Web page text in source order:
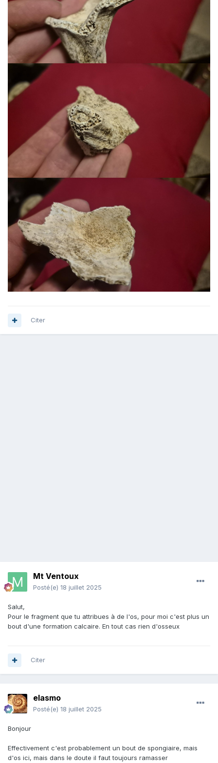
Citer
Mt Ventoux
Posté(e) 18 juillet 2025
Salut,
Pour le fragment que tu attribues à de l'os, pour moi c'est plus un
bout d'une formation calcaire. En tout cas rien d'osseux
Citer
elasmo
Posté(e) 18 juillet 2025
Bonjour
Effectivement c'est probablement un bout de spongiaire, mais
d'os ici, mais dans le doute il faut toujours ramasser